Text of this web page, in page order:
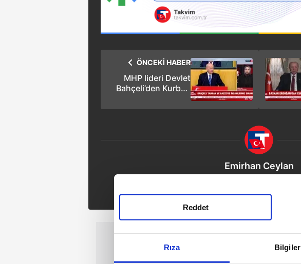
Rıza Bilgiler
Reddet
ÖNCEKİ HABER
MHP lideri Devlet
Bahçeli’den Kurban
Emirhan Ceylan